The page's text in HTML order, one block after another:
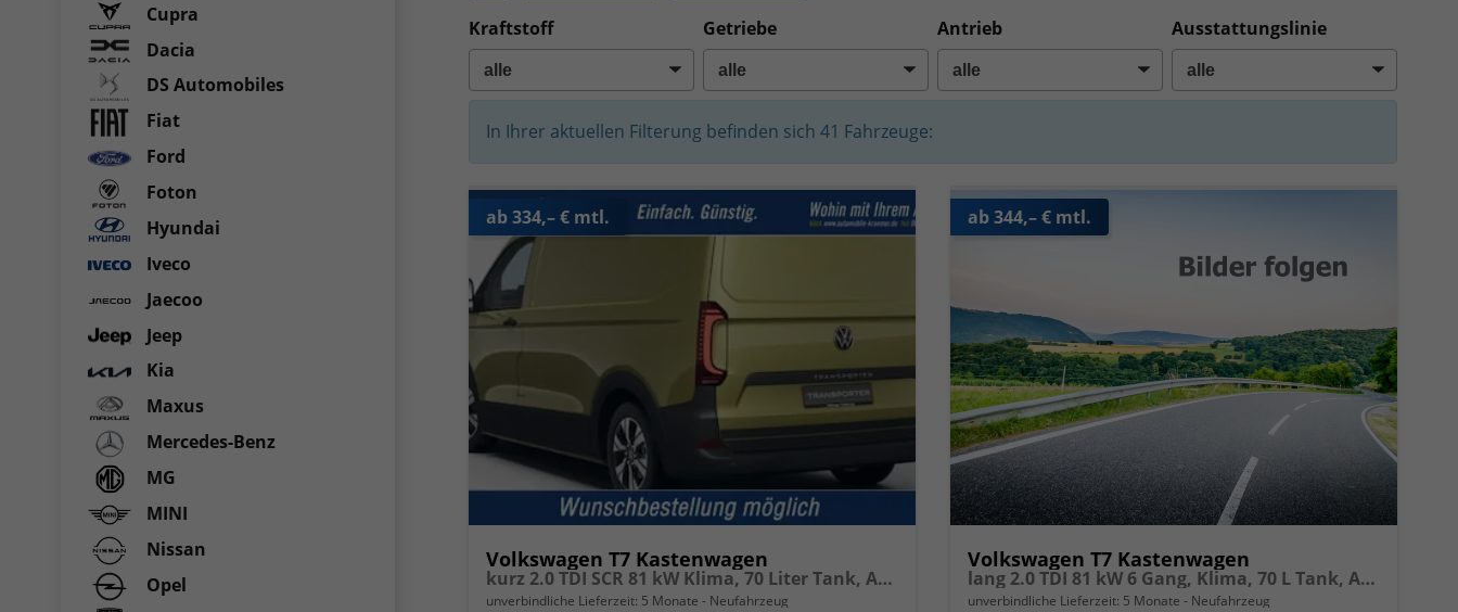
Kraftstoff Getriebe Antrieb Ausstattungslinie
In Ihrer aktuellen Filterung befinden sich 41 Fahrzeuge:
ab 334,– € mtl.
Volkswagen T7 Kastenwagen
kurz 2.0 TDI SCR 81 kW Klima, 70 Liter Tank, Außenspiegel klappbar, Fahrerassistenzpaket, elektrische Zusatzheizung
unverbindliche Lieferzeit: 5 Monate Neufahrzeug
ab 344,– € mtl.
Volkswagen T7 Kastenwagen
lang 2.0 TDI 81 kW 6 Gang, Klima, 70 L Tank, Außenspiegel elektrisch klappbar, Fahrerassistenzpaket
unverbindliche Lieferzeit: 5 Monate Neufahrzeug
Cupra
Dacia
DS Automobiles
Fiat
Ford
Foton
Hyundai
Iveco
Jaecoo
Jeep
Kia
Maxus
Mercedes-Benz
MG
MINI
Nissan
Opel